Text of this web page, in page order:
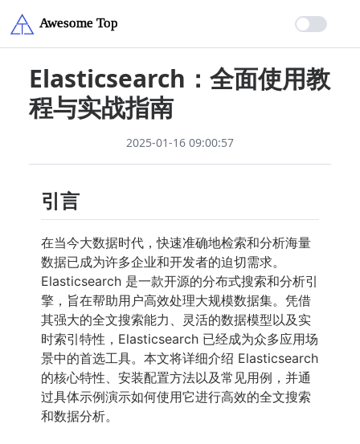
Elasticsearch：全面使用教
程与实战指南
2025-01-16 09:00:57
引言
在当今大数据时代，快速准确地检索和分析海量
数据已成为许多企业和开发者的迫切需求。
Elasticsearch 是一款开源的分布式搜索和分析引
擎，旨在帮助用户高效处理大规模数据集。凭借
其强大的全文搜索能力、灵活的数据模型以及实
时索引特性，Elasticsearch 已经成为众多应用场
景中的首选工具。本文将详细介绍 Elasticsearch
的核心特性、安装配置方法以及常见用例，并通
过具体示例演示如何使用它进行高效的全文搜索
和数据分析。